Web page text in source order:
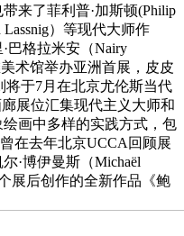
来了菲利普·加斯顿(Philip
Lassnig）等现代大师作
巴格拉米安（Nairy
术馆举办亚洲首展，皮皮
将于7月在北京尤伦斯当代
展位汇集现代主义大师和
画中多样的实践方式，包
在去年北京UCCA回顾展
·博伊曼斯（Michaël
展后创作的全新作品《鲍